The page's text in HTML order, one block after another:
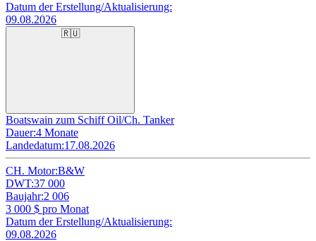
Datum der Erstellung/Aktualisierung:
09.08.2026
🇷🇺
Boatswain zum Schiff Oil/Ch. Tanker
Dauer:4 Monate
Landedatum:17.08.2026
CH. Motor:B&W
DWT:37 000
Baujahr:2 006
3 000 $ pro Monat
Datum der Erstellung/Aktualisierung:
09.08.2026